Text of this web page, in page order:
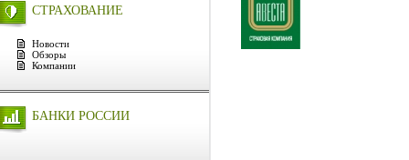
СТРАХОВАНИЕ
Новости
Обзоры
Компании
БАНКИ РОССИИ